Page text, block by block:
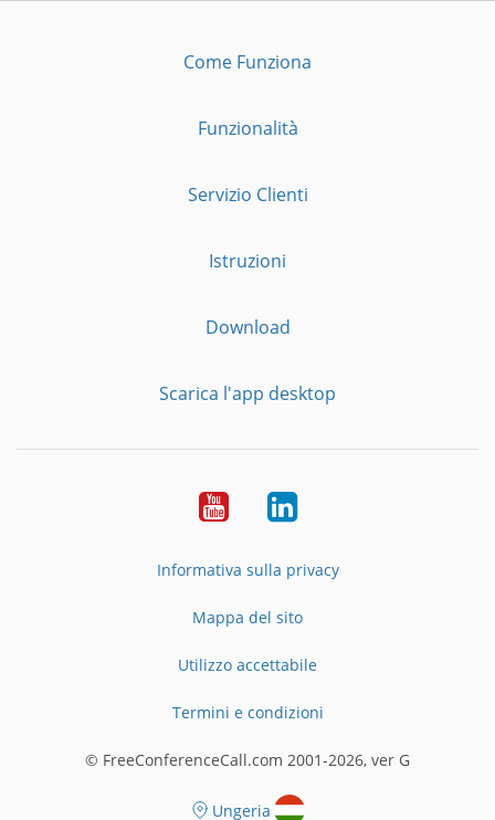
Come Funziona
Funzionalità
Servizio Clienti
Istruzioni
Download
Scarica l'app desktop
YouTubeLinkedIn
Informativa sulla privacy
Mappa del sito
Utilizzo accettabile
Termini e condizioni
© FreeConferenceCall.com 2001-2026, ver G
Ungeria